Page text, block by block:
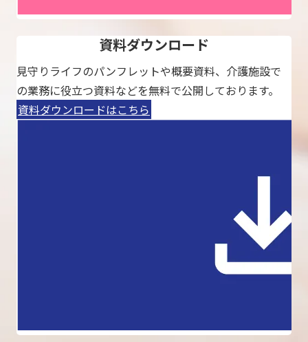
資料ダウンロード
見守りライフのパンフレットや概要資料、介護施設で
の業務に役立つ資料などを無料で公開しております。
資料ダウンロードはこちら